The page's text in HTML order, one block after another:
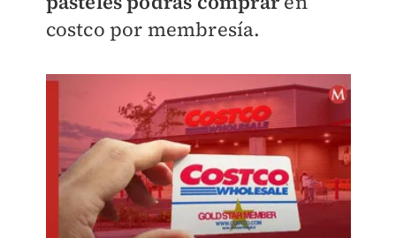
costco por membresía.